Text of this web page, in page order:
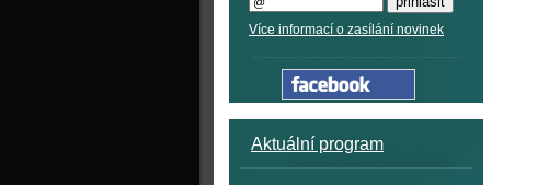
Více informací o zasílání novinek
Aktuální program